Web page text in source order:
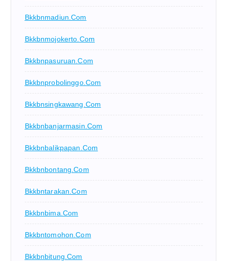
Bkkbnmadiun.com
Bkkbnmojokerto.com
Bkkbnpasuruan.com
Bkkbnprobolinggo.com
Bkkbnsingkawang.com
Bkkbnbanjarmasin.com
Bkkbnbalikpapan.com
Bkkbnbontang.com
Bkkbntarakan.com
Bkkbnbima.com
Bkkbntomohon.com
Bkkbnbitung.com